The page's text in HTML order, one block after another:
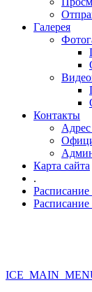
Галерея
Контакты
Адрес
Карта сайта
.
Расписание
Расписание